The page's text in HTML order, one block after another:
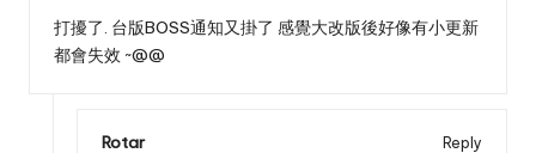
打擾了. 台版BOSS通知又掛了 感覺大改版後好像有小更新
都會失效 ~@@
Rotar
Reply